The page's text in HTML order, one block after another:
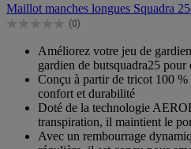
5
étoiles.
Maillot manches longues Squadra
(0)
0.0
étoiles.
Améliorez votre jeu de
gardien de butsquadra25 pour
Conçu à partir de tricot 100 %
confort et durabilité
Doté de la technologie
transpiration, il maintient le
Avec un rembourrage